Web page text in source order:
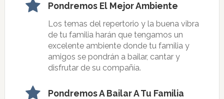
Pondremos El Mejor Ambiente
Los temas del repertorio y la buena vibra
de tu familia harán que tengamos un
excelente ambiente donde tu familia y
amigos se pondrán a bailar, cantar y
disfrutar de su compañía.
Pondremos A Bailar A Tu Familia